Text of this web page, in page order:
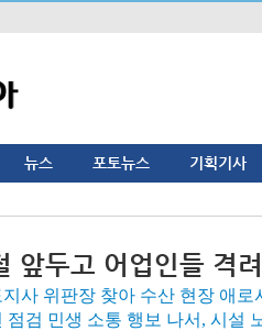
뉴스 포토뉴스 기획기사
앞두고 어업인들 격려
사 위판장 찾아 수산 현장 애
점검 민생 소통 행보 나서, 시설